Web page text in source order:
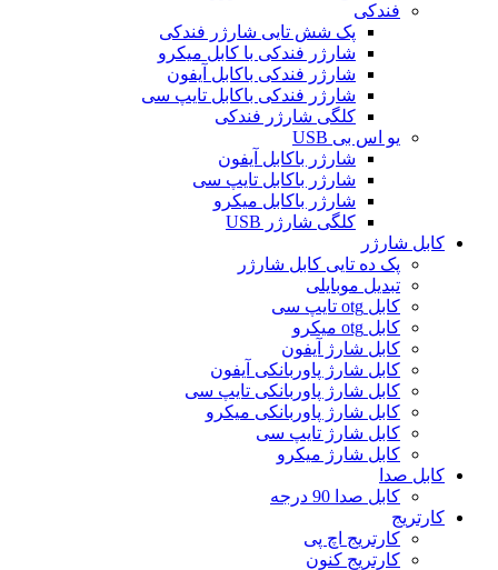
فندکی
پک شش تایی شارژر فندکی
شارژر فندکی با کابل میکرو
شارژر فندکی باکابل آیفون
شارژر فندکی باکابل تایپ سی
کلگی شارژر فندکی
یو اس بی USB
شارژر باکابل آیفون
شارژر باکابل تایپ سی
شارژر باکابل میکرو
کلگی شارژر USB
کابل شارژر
پک ده تایی کابل شارژر
تبدیل موبایلی
کابل otg تایپ سی
کابل otg میکرو
کابل شارژ آیفون
کابل شارژ پاوربانکی آیفون
کابل شارژ پاوربانکی تایپ سی
کابل شارژ پاوربانکی میکرو
کابل شارژ تایپ سی
کابل شارژ میکرو
کابل صدا
کابل صدا 90 درجه
کارتریج
کارتریج اچ پی
کارتریج کنون